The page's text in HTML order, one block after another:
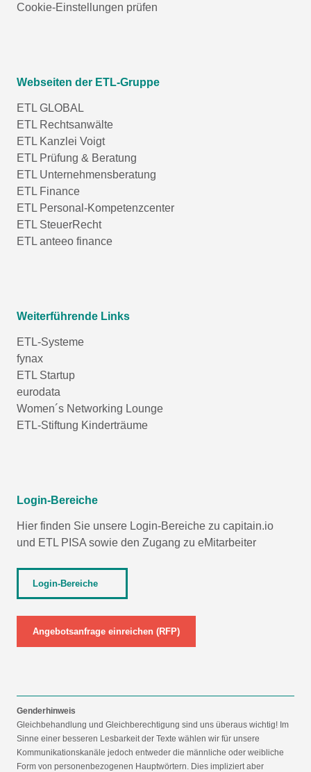
Cookie-Einstellungen prüfen
Webseiten der ETL-Gruppe
ETL GLOBAL
ETL Rechtsanwälte
ETL Kanzlei Voigt
ETL Prüfung & Beratung
ETL Unternehmensberatung
ETL Finance
ETL Personal-Kompetenzcenter
ETL SteuerRecht
ETL anteeo finance
Weiterführende Links
ETL-Systeme
fynax
ETL Startup
eurodata
Women´s Networking Lounge
ETL-Stiftung Kinderträume
Login-Bereiche
Hier finden Sie unsere Login-Bereiche zu capitain.io
und ETL PISA sowie den Zugang zu eMitarbeiter
Login-Bereiche
Angebotsanfrage einreichen (RFP)
Genderhinweis
Gleichbehandlung und Gleichberechtigung sind uns überaus wichtig! Im
Sinne einer besseren Lesbarkeit der Texte wählen wir für unsere
Kommunikationskanäle jedoch entweder die männliche oder weibliche
Form von personenbezogenen Hauptwörtern. Dies impliziert aber